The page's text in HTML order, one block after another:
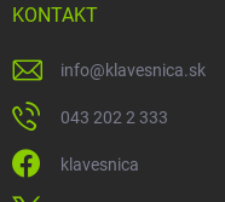
KONTAKT
info@klavesnica.sk
043 202 2 333
klavesnica